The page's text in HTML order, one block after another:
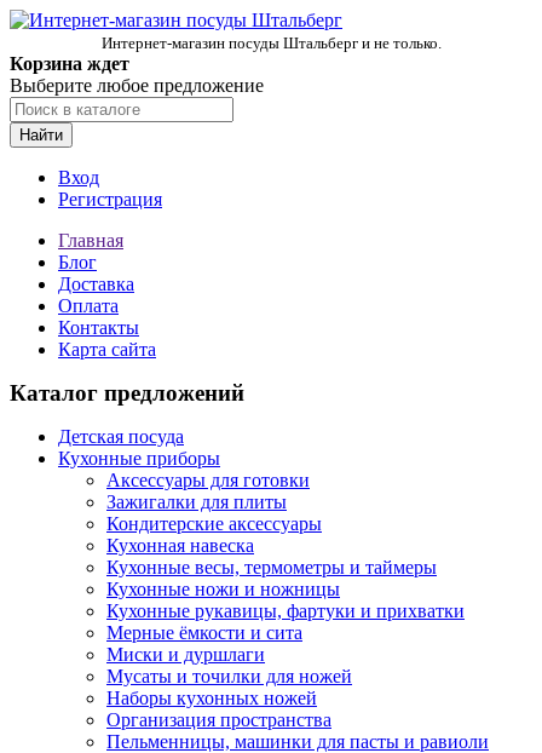
Интернет-магазин посуды Штальберг и не только.
Корзина ждет
Выберите любое предложение
Найти
Вход
Регистрация
Главная
Блог
Доставка
Оплата
Контакты
Карта сайта
Каталог предложений
Детская посуда
Кухонные приборы
Аксессуары для готовки
Зажигалки для плиты
Кондитерские аксессуары
Кухонная навеска
Кухонные весы, термометры и таймеры
Кухонные ножи и ножницы
Кухонные рукавицы, фартуки и прихватки
Мерные ёмкости и сита
Миски и дуршлаги
Мусаты и точилки для ножей
Наборы кухонных ножей
Организация пространства
Пельменницы, машинки для пасты и равиоли